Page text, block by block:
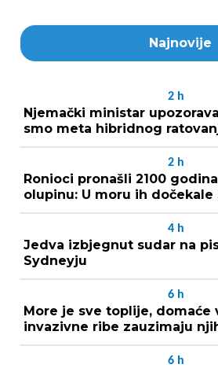
Najnovije
2 h
Njemački ministar
smo meta hibridnog
2 h
Ronioci pronašli 2100
olupinu: U moru ih
4 h
Jedva izbjegnut sudar na
Sydneyju
6 h
More je sve toplije, domaće
invazivne ribe zauzimaju
6 h